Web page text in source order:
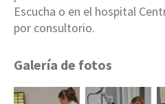
Escucha o en el hospital
por consultorio.
Galería de fotos